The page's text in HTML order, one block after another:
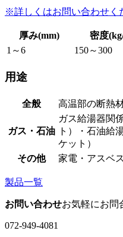
※詳しくはお問い合わせく
厚み(mm) 密度
1～6
150～300
用途
全般 高温部の断熱
ガス・石油
ガス給湯器関
ト）・石油給
ケット）
その他
家電・アスベ
製品一覧
お問い合わせお気軽にお問
072-949-4081